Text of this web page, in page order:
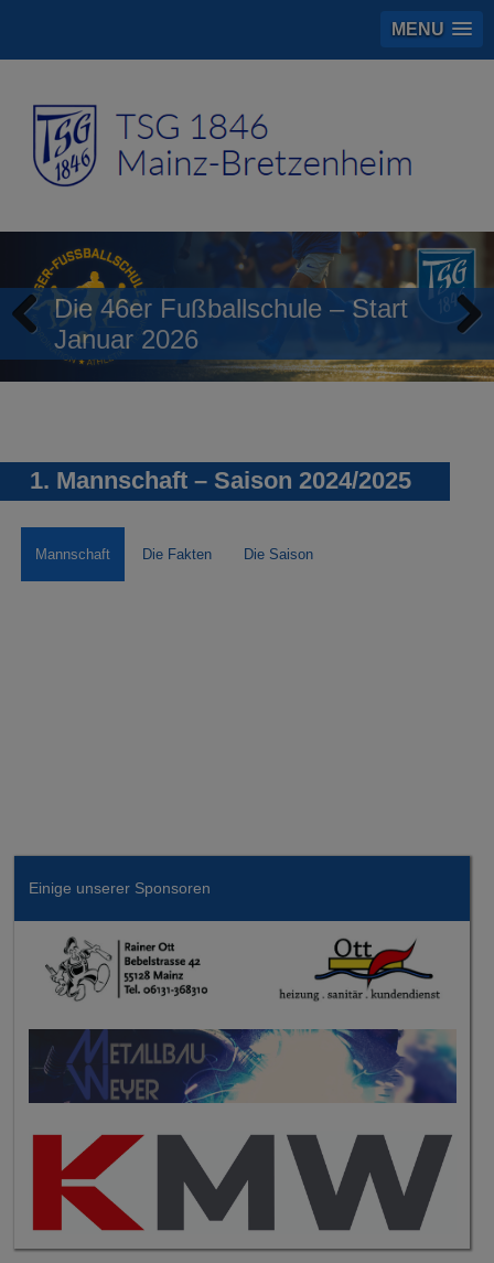
MENU
Die 46er Fußballschule – Start
Januar 2026
Previous
1. Mannschaft – Saison 2024/2025
Mannschaft Die Fakten Die Saison
Einige unserer Sponsoren